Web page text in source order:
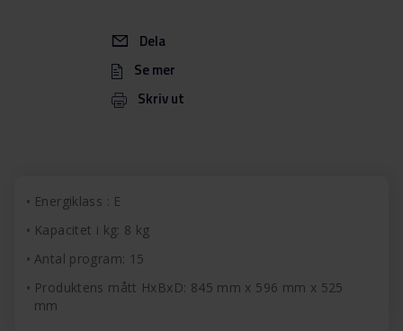
Dela
Se mer
Skriv ut
Energiklass : E
Kapacitet i kg: 8 kg
Antal program: 15
Produktens mått HxBxD: 845 mm x 596 mm x 525
mm